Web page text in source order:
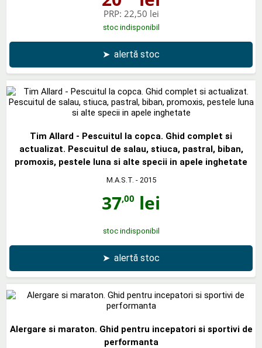
PRP: 22,50 lei
stoc indisponibil
➤ alertă stoc
Tim Allard - Pescuitul la copca. Ghid complet si
actualizat. Pescuitul de salau, stiuca, pastral, biban,
promoxis, pestele luna si alte specii in apele inghetate
M.A.S.T. - 2015
37,00 lei
stoc indisponibil
➤ alertă stoc
Alergare si maraton. Ghid pentru incepatori si sportivi de
performanta